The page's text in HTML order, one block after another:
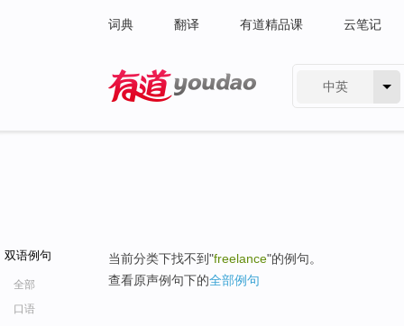
词典 翻译 有道精品课 云笔记
中英
双语例句
全部
口语
当前分类下找不到"freelance"的例句。
查看原声例句下的全部例句